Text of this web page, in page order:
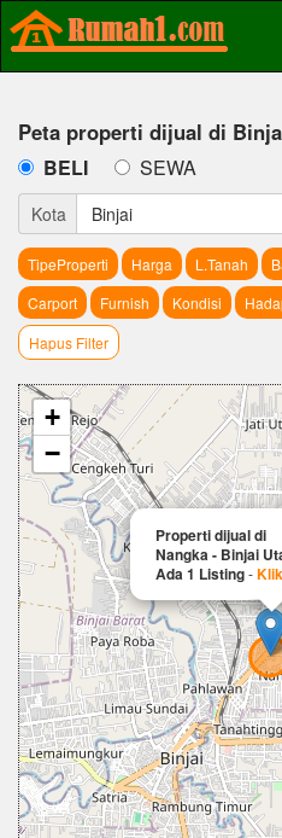
Peta properti dijual di
BELI SEWA
Kota Binjai
TipeProperti Harga L.Tanah
Carport
Furnish Kondisi
Hapus Filter
Properti dijual di
Nangka - Binjai
Ada 1 Listing-
+
−